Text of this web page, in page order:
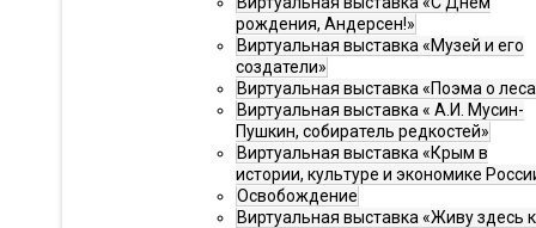
рождения, Андерсен!»
Виртуальная выставка «Музей и его
создатели»
Виртуальная выставка «Поэма о
Виртуальная выставка « А.И. Мусин-
Пушкин, собиратель редкостей»
Виртуальная выставка «Крым в
истории, культуре и экономике
Освобождение
Виртуальная выставка «Живу здесь